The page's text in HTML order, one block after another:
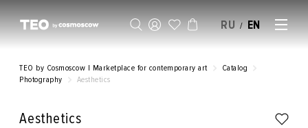
RU / EN
TEO by Cosmoscow | Marketplace for contemporary art
Catalog
Photography
Aesthetics
Aesthetics